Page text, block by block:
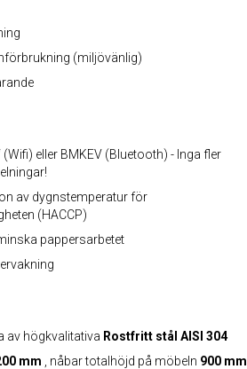
(miljövänlig)
eller BMKEV (Bluetooth) - Inga fler
av dygnstemperatur för
(HACCP)
pappersarbetet
av högkvalitativa Rostfritt stål AISI 304
mm , nåbar totalhöjd på möbeln 900 mm